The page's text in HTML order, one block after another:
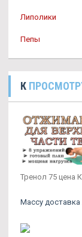
Липолики
Пепы
К
Тренол 75 цена
Массу доставка